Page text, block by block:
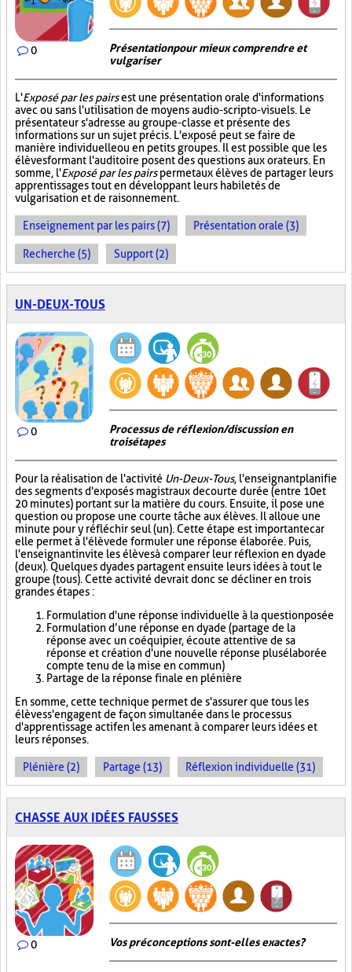
0
Présentation pour mieux comprendre et
vulgariser
L'Exposé par les pairsest une présentation orale d'informations
avec ou sans l'utilisation de moyens audio-scripto-visuels. Le
présentateur s'adresse au groupe-classe et présente des
informations sur un sujet précis. L'exposé peut se faire de
manière individuelle ou en petits groupes. Il est possible que les
élèves formant l'auditoire posent des questions aux orateurs. En
somme, l'Exposé par les pairspermet aux élèves de partager leurs
apprentissages tout en développant leurs habiletés de
vulgarisation et de raisonnement.
Enseignement par les pairs (7) Présentation orale (3)
Recherche (5) Support (2)
UN-DEUX-TOUS
0
Processus de réflexion/discussion en
trois étapes
Pour la réalisation de l'activité Un-Deux-Tous, l'enseignant planifie
des segments d'exposés magistraux de courte durée (entre 10 et
20 minutes) portant sur la matière du cours. Ensuite, il pose une
question ou propose une courte tâche aux élèves. Il alloue une
minute pour y réfléchir seul (un). Cette étape est importante car
elle permet à l'élève de formuler une réponse élaborée. Puis,
l'enseignant invite les élèves à comparer leur réflexion en dyade
(deux). Quelques dyades partagent ensuite leurs idées à tout le
groupe (tous). Cette activité devrait donc se décliner en trois
grandes étapes :
Formulation d'une réponse individuelle à la question posée
Formulation d’une réponse en dyade (partage de la
réponse avec un coéquipier, écoute attentive de sa
réponse et création d'une nouvelle réponse plus élaborée
compte tenu de la mise en commun)
Partage de la réponse finale en plénière
En somme, cette technique permet de s'assurer que tous les
élèves s'engagent de façon simultanée dans le processus
d'apprentissage actif en les amenant à comparer leurs idées et
leurs réponses.
Plénière (2) Partage (13) Réflexion individuelle (31)
CHASSE AUX IDÉES FAUSSES
0 Vos préconceptions sont-elles exactes ?